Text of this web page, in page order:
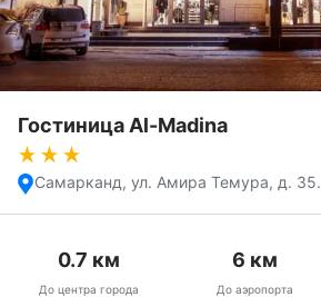
Гостиница Al-Madina
Самарканд, ул. Амира Темура, д. 35.
0.7 км
До центра города
6 км
До аэропорта